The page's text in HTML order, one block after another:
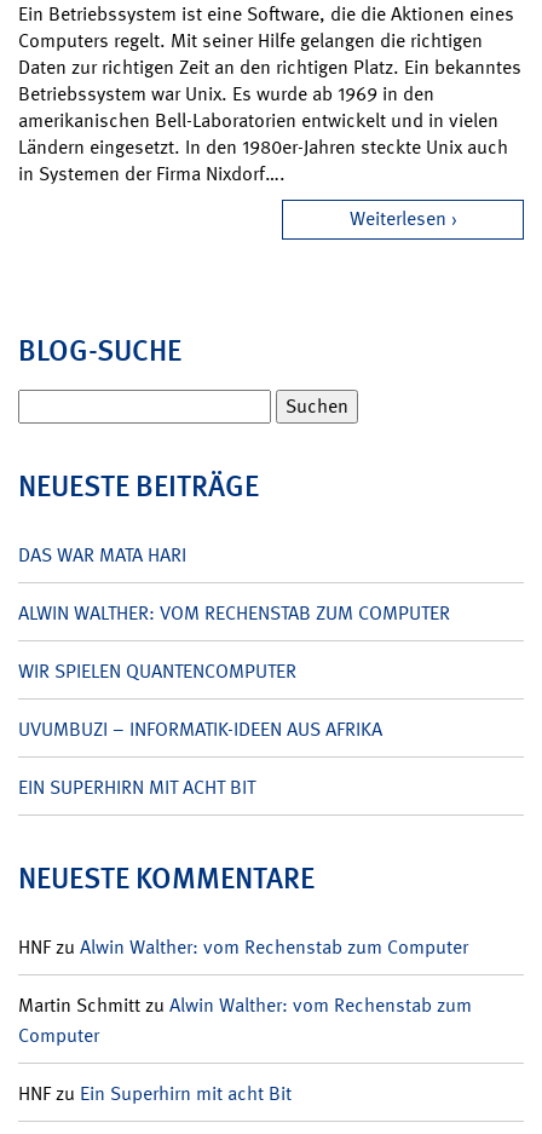
Ein Betriebssystem ist eine Software, die die Aktionen eines
Computers regelt. Mit seiner Hilfe gelangen die richtigen
Daten zur richtigen Zeit an den richtigen Platz. Ein bekanntes
Betriebssystem war Unix. Es wurde ab 1969 in den
amerikanischen Bell-Laboratorien entwickelt und in vielen
Ländern eingesetzt. In den 1980er-Jahren steckte Unix auch
in Systemen der Firma Nixdorf….
Weiterlesen
BLOG-SUCHE
nach:
NEUESTE BEITRÄGE
DAS WAR MATA HARI
ALWIN WALTHER: VOM RECHENSTAB ZUM COMPUTER
WIR SPIELEN QUANTENCOMPUTER
UVUMBUZI – INFORMATIK-IDEEN AUS AFRIKA
EIN SUPERHIRN MIT ACHT BIT
NEUESTE KOMMENTARE
HNFzu Alwin Walther: vom Rechenstab zum Computer
Martin Schmittzu Alwin Walther: vom Rechenstab zum
Computer
HNFzu Ein Superhirn mit acht Bit